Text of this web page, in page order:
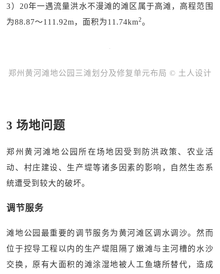
3）20年一遇流量洪水不漫滩的滩区属于高滩，高程范围
为88.87～111.92m，面积为11.74km2。
郑州黄河滩地公园三滩划分及修复单元布局 © 土人设计
3 场地问题
郑州黄河滩地公园所在场地因受到防洪政策、农业活
动、村庄建设、生产堤等诸多因素的影响，自然生态系
统遭受到较大的破坏。
调节服务
滩地公园最重要的调节服务为黄河滩区调水调沙。然而
位于控导工程以内的生产堤阻隔了嫩滩与主河槽的水沙
交换，原有大面积的滩涂湿地被人工鱼塘所替代，造成